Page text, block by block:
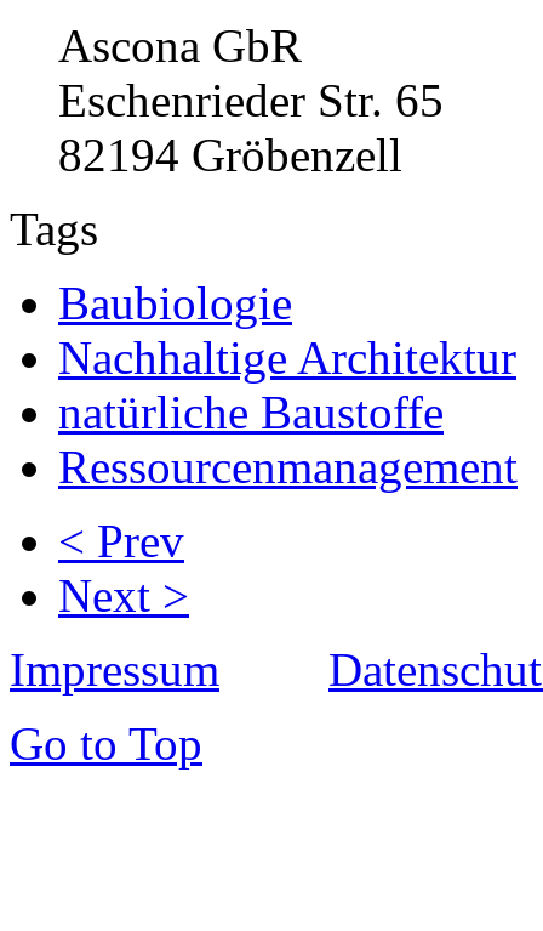
Ascona GbR
Eschenrieder Str. 65
82194 Gröbenzell
Tags
Baubiologie
Nachhaltige Architektur
natürliche Baustoffe
Ressourcenmanagement
< Prev
Next >
Impressum
Go to Top